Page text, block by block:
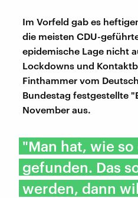
Im Vorfeld gab es
die meisten CDU-
epidemische Lage nicht
Lockdowns und
Finthammer vom
Bundestag festgestellte
November aus.
"Man hat, wie
gefunden. Das
werden, dann